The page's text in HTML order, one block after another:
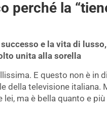
perché la
e la vita di
unita alla sorella
E questo non è in
della televisione italiana.
ma è bella quanto e